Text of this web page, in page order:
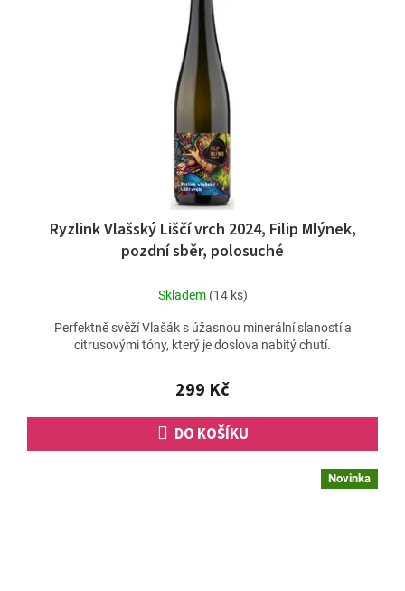
Ryzlink Vlašský Liščí vrch 2024, Filip Mlýnek,
pozdní sběr, polosuché
Skladem (14 ks)
299 Kč
DO KOŠÍKU
Perfektně svěží Vlašák s úžasnou minerální slaností a
citrusovými tóny, který je doslova nabitý chutí.
Novinka